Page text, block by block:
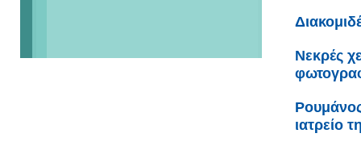
Νεκρές
ιατρείο